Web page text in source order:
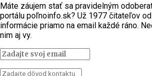
Máte záujem stať sa pravidelným
portálu poľnoinfo.sk? Už 1977 čitateľov
informácie priamo na email každé ráno.
nim aj vy.